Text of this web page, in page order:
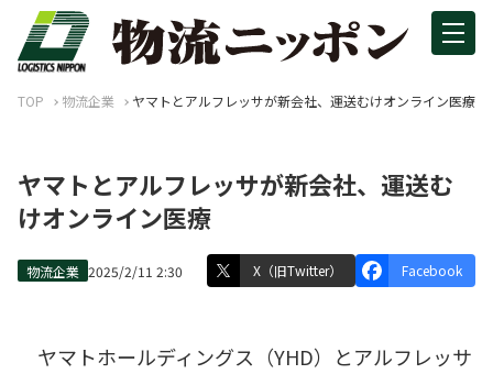
TOP 物流企業 ヤマトとアルフレッサが新会社、運送むけオンライン医療
ヤマトとアルフレッサが新会社、運送む
けオンライン医療
物流企業 2025/2/11 2:30 X（旧Twitter） Facebook
ヤマトホールディングス（YHD）とアルフレッサ